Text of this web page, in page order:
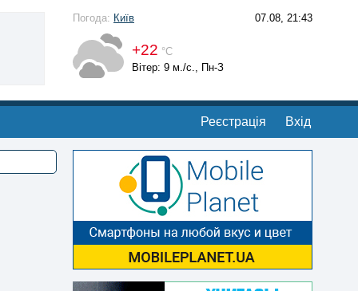
Погода: Київ 07.08, 21:43
+22 °С
Вітер: 9 м./с., Пн-З
Реєстрація Вхід